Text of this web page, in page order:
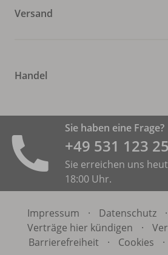
Versand
Handel
Sie haben eine Frage?
+49 531 ­123
Sie erreichen uns
18:00 Uhr.
Impressum · Datenschutz ·
Verträge hier kündigen
·
Barrierefreiheit
· Cookies ·